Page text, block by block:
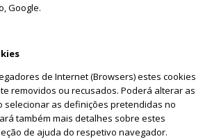
Google.
de Internet (Browsers) estes cookies
removidos ou recusados. Poderá alterar as
selecionar as definições pretendidas no
também mais detalhes sobre estes
de ajuda do respetivo navegador.